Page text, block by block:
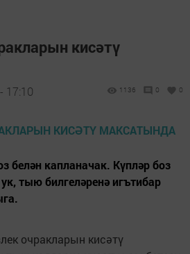
кисәтү
17:10 1136 0 0
белән капланачак. Күпләр боз
тыю билгеләренә игътибар
очракларын кисәтү